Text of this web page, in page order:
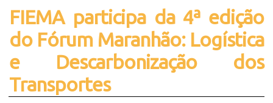
FIEMA participa da 4ª edição
do Fórum Maranhão: Logística
e Descarbonização dos
Transportes